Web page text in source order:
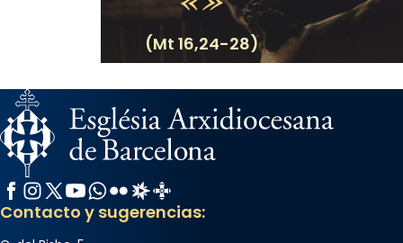
comitè organitzador de la visita apostòlica
del Sant Pare Lleó XIV a Barcelona, i als
col·laboradors, a la Catedral de Barcelona.
L’arquebisbe de Barcelona, el cardenal Joan
Josep Omella, ha presidit la missa i l’ha
concelebrat el bisbe auxiliar de Barcelona,
Mons. David Abadías.
📸 Dr. G. Simón
Foto
(Mt 16,24-28)
Facebook
Instagram
X / Twitter
YouTube
WhatsApp
FlickrRadio Estel
Catalunya Cristiana
Contacto y sugerencias: